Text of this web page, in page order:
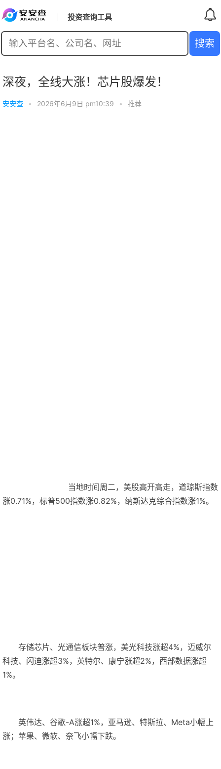
投资查询工具
深夜，全线大涨！芯片股爆发！
安安查 • 2026年6月9日 pm10:39 • 推荐
当地时间周二，美股高开高走，道琼斯指数
涨0.71%，标普500指数涨0.82%，纳斯达克综合指数涨1%。
存储芯片、光通信板块普涨，美光科技涨超4%，迈威尔
科技、闪迪涨超3%，英特尔、康宁涨超2%，西部数据涨超
1%。
英伟达、谷歌-A涨超1%，亚马逊、特斯拉、Meta小幅上
涨；苹果、微软、奈飞小幅下跌。